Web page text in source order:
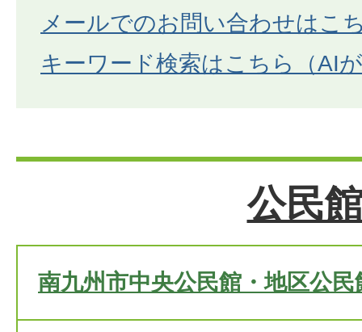
メールでのお問い合わせはこ
キーワード検索はこちら（AI
公民
南九州市中央公民館・地区公民